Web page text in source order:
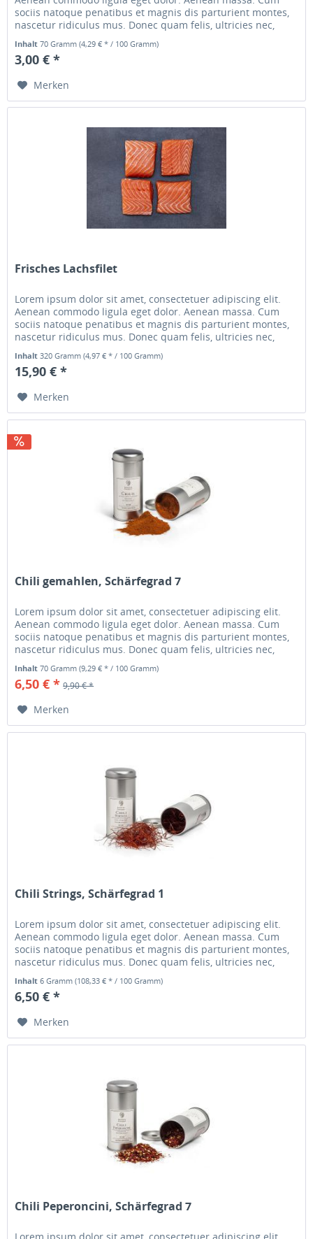
sociis natoque penatibus et magnis dis parturient montes,
nascetur ridiculus mus. Donec quam felis, ultricies nec,
Inhalt70 Gramm(4,29 € * / 100 Gramm)
3,00 € *
Merken
Frisches Lachsfilet
Lorem ipsum dolor sit amet, consectetuer adipiscing elit.
Aenean commodo ligula eget dolor. Aenean massa. Cum
sociis natoque penatibus et magnis dis parturient montes,
nascetur ridiculus mus. Donec quam felis, ultricies nec,
pellentesque...
Inhalt320 Gramm(4,97 € * / 100 Gramm)
15,90 € *
Merken
Chili gemahlen, Schärfegrad 7
Lorem ipsum dolor sit amet, consectetuer adipiscing elit.
Aenean commodo ligula eget dolor. Aenean massa. Cum
sociis natoque penatibus et magnis dis parturient montes,
nascetur ridiculus mus. Donec quam felis, ultricies nec,
pellentesque...
Inhalt70 Gramm(9,29 € * / 100 Gramm)
6,50 € * 9,90 € *
Merken
Chili Strings, Schärfegrad 1
Lorem ipsum dolor sit amet, consectetuer adipiscing elit.
Aenean commodo ligula eget dolor. Aenean massa. Cum
sociis natoque penatibus et magnis dis parturient montes,
nascetur ridiculus mus. Donec quam felis, ultricies nec,
pellentesque...
Inhalt6 Gramm(108,33 € * / 100 Gramm)
6,50 € *
Merken
Chili Peperoncini, Schärfegrad 7
Lorem ipsum dolor sit amet, consectetuer adipiscing elit.